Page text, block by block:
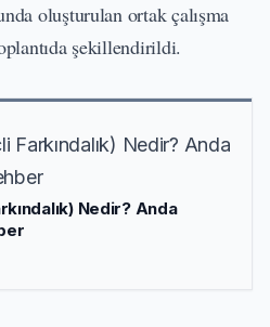
oluşturulan ortak çalışma
şekillendirildi.
Nedir? Anda